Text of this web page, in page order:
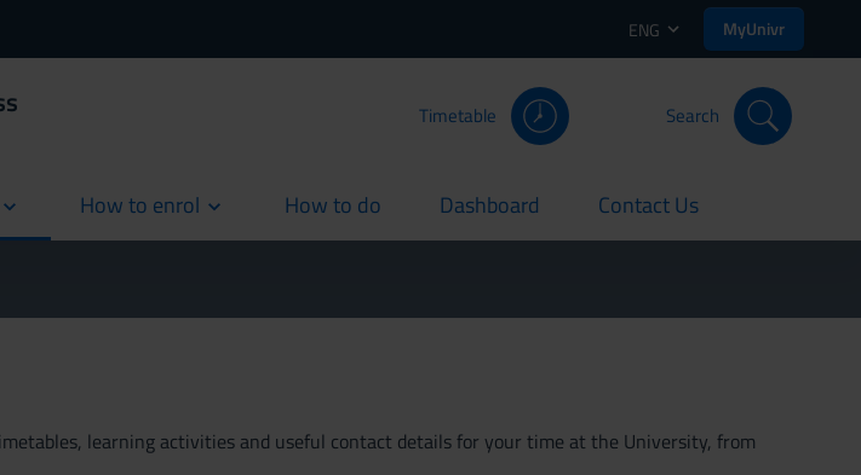
ENG MyUnivr
Timetable Search
How to enrol How to do
current Dashboard
current Contact Us
current
learning activities and useful contact details for your time at the University, from